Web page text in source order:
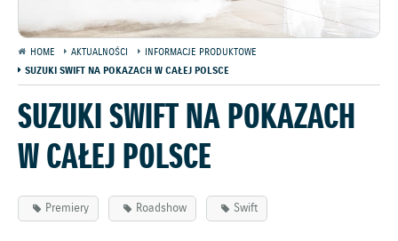
HOME AKTUALNOŚCI
INFORMACJE PRODUKTOWE
SUZUKI SWIFT NA POKAZACH W CAŁEJ POLSCE
SUZUKI SWIFT NA POKAZACH
W CAŁEJ POLSCE
Premiery Roadshow Swift